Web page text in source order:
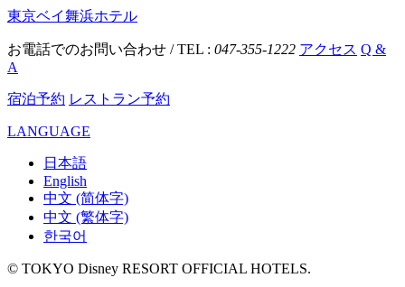
東京ベイ舞浜ホテル
お電話でのお問い合わせ / TEL : 047-355-1222 アクセス Q &
A
宿泊予約 レストラン予約
LANGUAGE
日本語
English
中文 (简体字)
中文 (繁体字)
한국어
© TOKYO Disney RESORT OFFICIAL HOTELS.